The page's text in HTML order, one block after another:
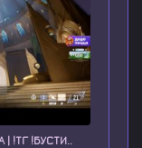
| !ТГ !БУСТИ..